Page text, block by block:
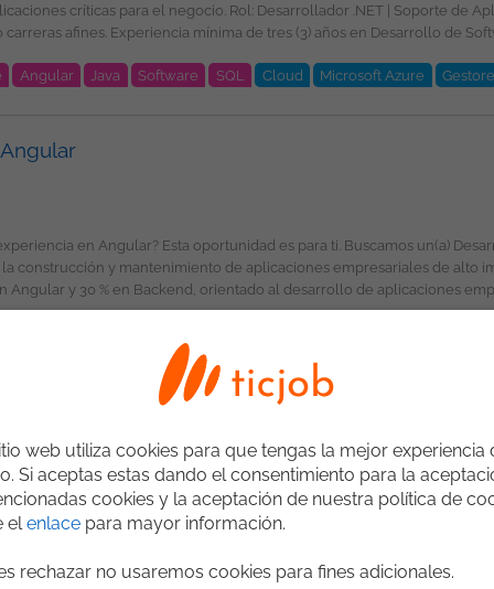
de Aplicaciones Requisitos: Profesional en Ingeniería de
y experiencia en: .NET 10. Angular
Angular Java Software SQL Cloud Microsoft Azure
en Angular? Esta oportunidad es para ti. Buscamos un(a)
de aplicaciones empresariales de alto impacto. Perfil del cargo: Buscamos un
y 30 % en Backend, orientado al desarrollo de aplicaciones
¡Postúlate y haz parte de un equipo que impulsa soluciones tecnológicas innovadoras! Esta
Tecnólogo, Profesional en Ingeniería de Sistemas o campos relacionados
Valoramos la
web utiliza cookies para que tengas la mejor experiencia
Si aceptas estas dando el consentimiento para la
cookies y la aceptación de nuestra política de
elenlace para mayor información.
rechazar no usaremos cookies para fines adicionales.